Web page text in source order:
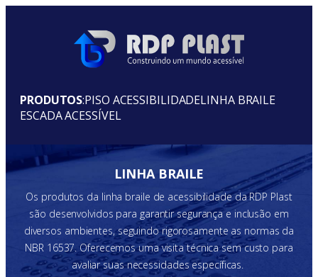
PRODUTOS:PISO ACESSIBILIDADELINHA BRAILE
ESCADA ACESSÍVEL
LINHA BRAILE
Os produtos da linha braile de acessibilidade da RDP Plast
são desenvolvidos para garantir segurança e inclusão em
diversos ambientes, seguindo rigorosamente as normas da
NBR 16537. Oferecemos uma visita técnica sem custo para
avaliar suas necessidades específicas.